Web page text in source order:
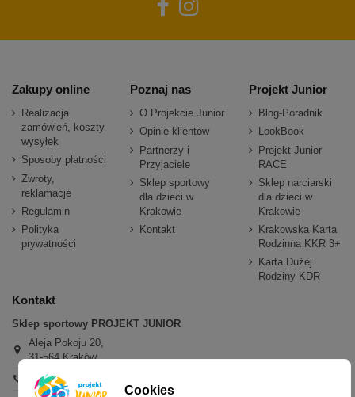
Zakupy online
Realizacja
zamówień, koszty
wysyłek
Sposoby płatności
Zwroty,
reklamacje
Regulamin
Polityka
prywatności
Poznaj nas
O Projekcie Junior
Opinie klientów
Partnerzy i
Przyjaciele
Sklep sportowy
dla dzieci w
Krakowie
Kontakt
Projekt Junior
Blog-Poradnik
LookBook
Projekt Junior
RACE
Sklep narciarski
dla dzieci w
Krakowie
Krakowska Karta
Rodzinna KKR 3+
Karta Dużej
Rodziny KDR
Kontakt
Sklep sportowy PROJEKT JUNIOR
Aleja Pokoju 20,
31-564 Kraków
+48 600 779 897
Cookies